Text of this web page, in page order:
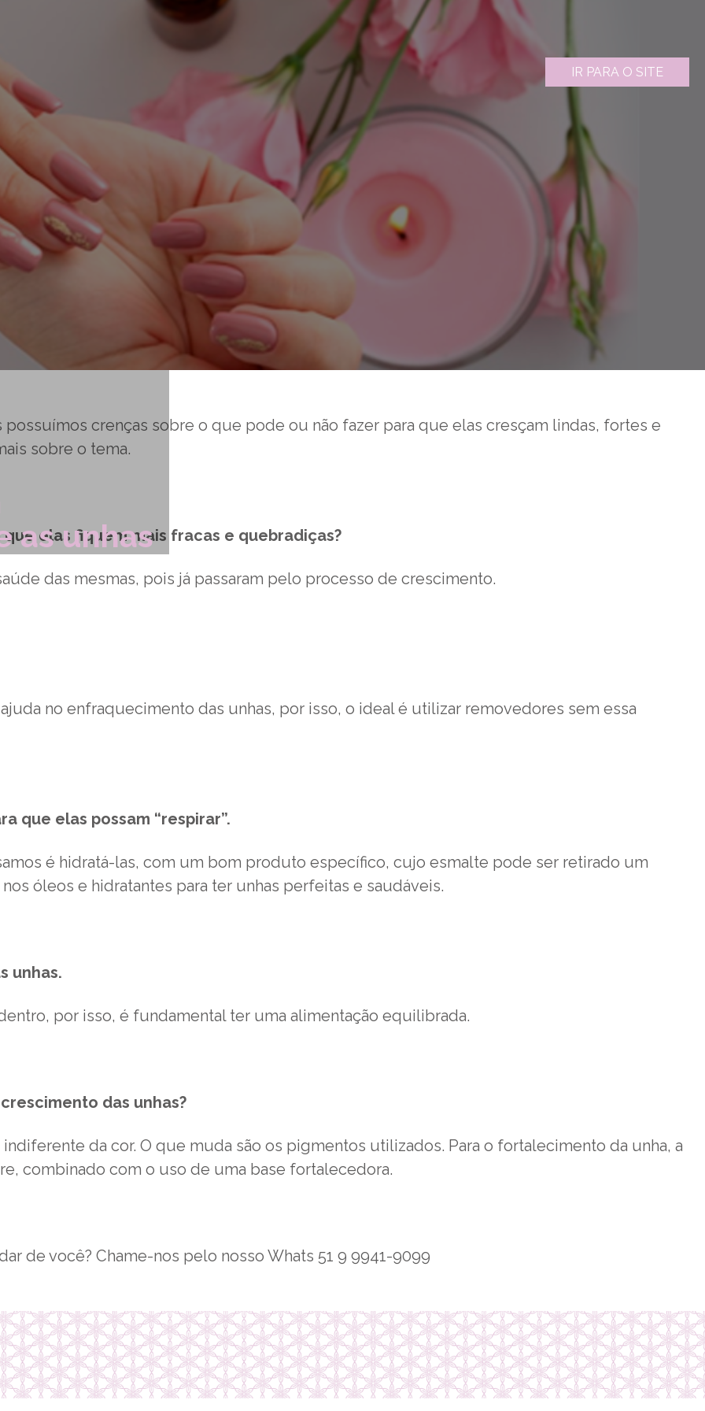
IR PARA O SITE
as unhas
possuímos crenças sobre o que pode ou não fazer para que elas cresçam lindas, fortes e
sobre o tema.
elas fiquem mais fracas e quebradiças?
das mesmas, pois já passaram pelo processo de crescimento.
no enfraquecimento das unhas, por isso, o ideal é utilizar removedores sem essa
que elas possam “respirar”.
é hidratá-las, com um bom produto específico, cujo esmalte pode ser retirado um
óleos e hidratantes para ter unhas perfeitas e saudáveis.
unhas.
por isso, é fundamental ter uma alimentação equilibrada.
das unhas?
da cor. O que muda são os pigmentos utilizados. Para o fortalecimento da unha, a
combinado com o uso de uma base fortalecedora.
de você? Chame-nos pelo nosso Whats 51 9 9941-9099